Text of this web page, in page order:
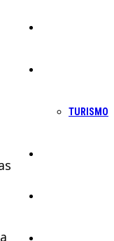
TURISMO